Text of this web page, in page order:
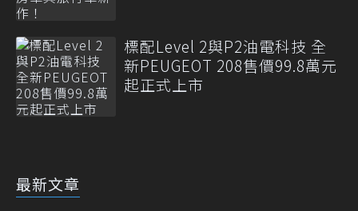
標配Level 2與P2油電科技 全
新PEUGEOT 208售價99.8萬元
起正式上市
最新文章